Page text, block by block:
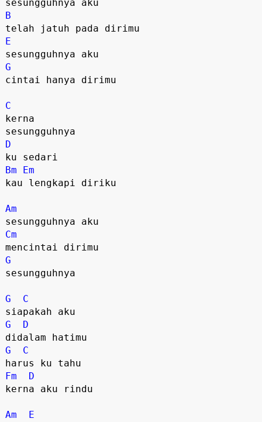
B
E
G
cintai hanya dirimu
C
kerna
D
Bm
Em
kau lengkapi diriku
Am
Cm
G
sesungguhnya
G
C
G
D
G
C
Fm
D
kerna aku rindu
Am
E